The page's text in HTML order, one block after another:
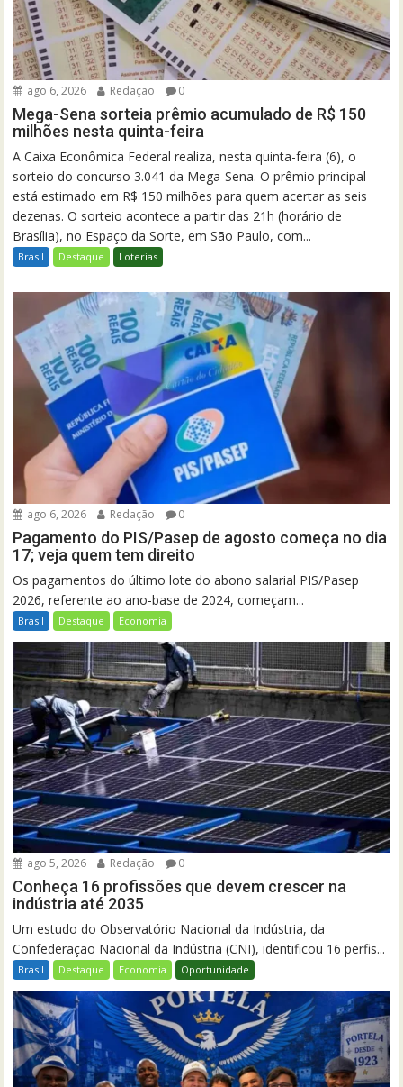
ago 6, 2026 Redação 0
Mega-Sena sorteia prêmio acumulado de R$ 150
milhões nesta quinta-feira
A Caixa Econômica Federal realiza, nesta quinta-feira (6), o
sorteio do concurso 3.041 da Mega-Sena. O prêmio principal
está estimado em R$ 150 milhões para quem acertar as seis
dezenas. O sorteio acontece a partir das 21h (horário de
Brasília), no Espaço da Sorte, em São Paulo, com...
Brasil Destaque Loterias
ago 6, 2026 Redação 0
Pagamento do PIS/Pasep de agosto começa no dia
17; veja quem tem direito
Os pagamentos do último lote do abono salarial PIS/Pasep
2026, referente ao ano-base de 2024, começam...
Brasil Destaque Economia
ago 5, 2026 Redação 0
Conheça 16 profissões que devem crescer na
indústria até 2035
Um estudo do Observatório Nacional da Indústria, da
Confederação Nacional da Indústria (CNI), identificou 16 perfis...
Brasil Destaque Economia Oportunidade